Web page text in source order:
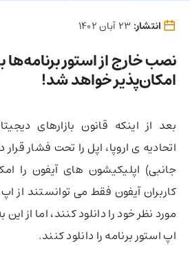
انتشار:
نصب خارج از استور برنامه‌ها
امکان‌پذیر خواهد شد!
اتحادیه ی اروپا، اپل را تحت فشار قرار
جانبی) اپلیکیشون های آیفون را
کاربران آیفون فقط می توانستند از
مورد نظر خود را دانلود کنند، اما از
اپ استور برنامه را دانلود کنند.